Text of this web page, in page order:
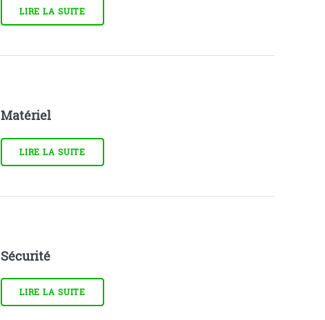
LIRE LA SUITE
Matériel
LIRE LA SUITE
Sécurité
LIRE LA SUITE